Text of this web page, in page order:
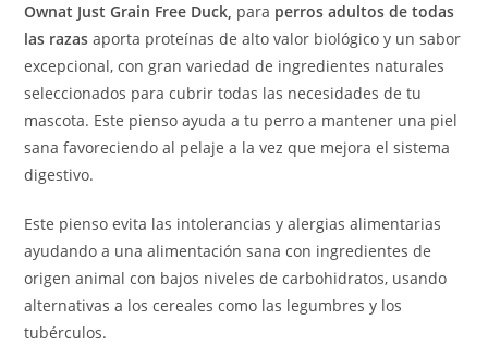
Ownat Just Grain Free Duck, para perros adultos de todas
las razasaporta proteínas de alto valor biológico y un sabor
excepcional, con gran variedad de ingredientes naturales
seleccionados para cubrir todas las necesidades de tu
mascota. Este pienso ayuda a tu perro a mantener una piel
sana favoreciendo al pelaje a la vez que mejora el sistema
digestivo.
Este pienso evita las intolerancias y alergias alimentarias
ayudando a una alimentación sana con ingredientes de
origen animal con bajos niveles de carbohidratos, usando
alternativas a los cereales como las legumbres y los
tubérculos.